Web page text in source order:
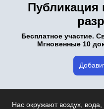
Публикация
Бесплатное участие.
Мгновенные 10
Нас окружают воздух,